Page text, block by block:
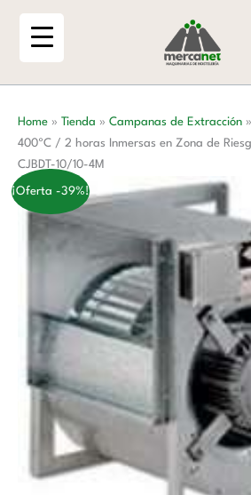
Home » Tienda » Campanas de Extracción »
400ºC / 2 horas Inmersas en Zona de
CJBDT-10/10-4M
¡Oferta -39%!
2
horas
en
Zona
de
Riesgo
de
pulgadas
cantidad